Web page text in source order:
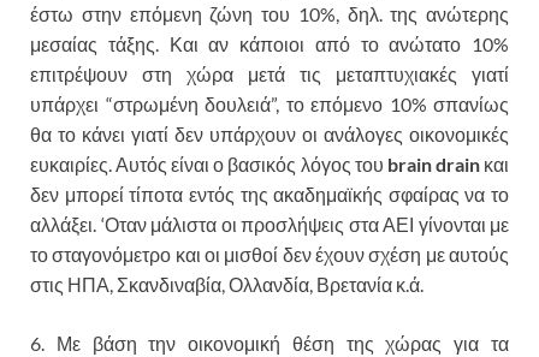
έστω στην επόμενη ζώνη του 10%, δηλ. της ανώτερης
μεσαίας τάξης. Και αν κάποιοι από το ανώτατο 10%
επιτρέψουν στη χώρα μετά τις μεταπτυχιακές γιατί
υπάρχει “στρωμένη δουλειά”, το επόμενο 10% σπανίως
θα το κάνει γιατί δεν υπάρχουν οι ανάλογες οικονομικές
ευκαιρίες. Αυτός είναι ο βασικός λόγος του brain drainκαι
δεν μπορεί τίποτα εντός της ακαδημαϊκής σφαίρας να το
αλλάξει. ‘Οταν μάλιστα οι προσλήψεις στα ΑΕΙ γίνονται με
το σταγονόμετρο και οι μισθοί δεν έχουν σχέση με αυτούς
στις ΗΠΑ, Σκανδιναβία, Ολλανδία, Βρετανία κ.ά.
6. Με βάση την οικονομική θέση της χώρας για τα